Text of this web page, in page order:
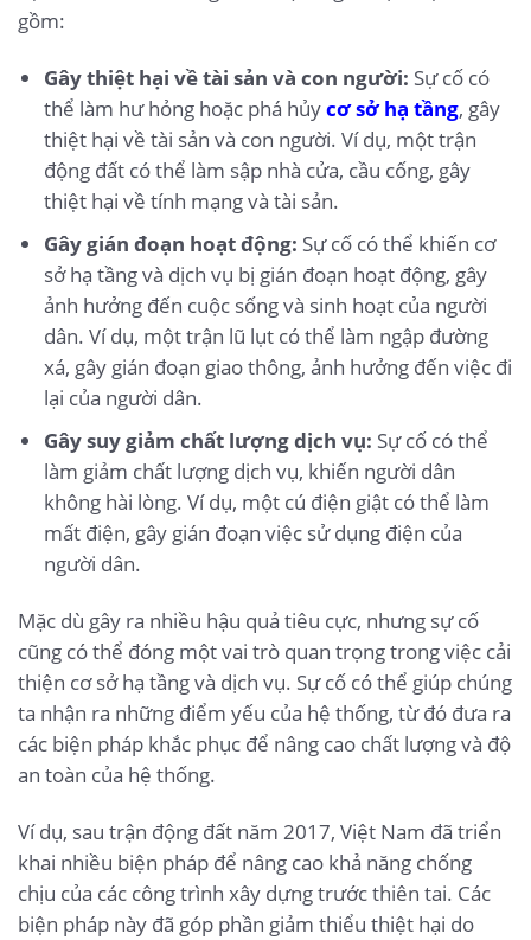
gồm:
Gây thiệt hại về tài sản và con người: Sự cố có
thể làm hư hỏng hoặc phá hủycơ sở hạ tầng, gây
thiệt hại về tài sản và con người. Ví dụ, một trận
động đất có thể làm sập nhà cửa, cầu cống, gây
thiệt hại về tính mạng và tài sản.
Gây gián đoạn hoạt động: Sự cố có thể khiến cơ
sở hạ tầng và dịch vụ bị gián đoạn hoạt động, gây
ảnh hưởng đến cuộc sống và sinh hoạt của người
dân. Ví dụ, một trận lũ lụt có thể làm ngập đường
xá, gây gián đoạn giao thông, ảnh hưởng đến việc đi
lại của người dân.
Gây suy giảm chất lượng dịch vụ: Sự cố có thể
làm giảm chất lượng dịch vụ, khiến người dân
không hài lòng. Ví dụ, một cú điện giật có thể làm
mất điện, gây gián đoạn việc sử dụng điện của
người dân.
Mặc dù gây ra nhiều hậu quả tiêu cực, nhưng sự cố
cũng có thể đóng một vai trò quan trọng trong việc cải
thiện cơ sở hạ tầng và dịch vụ. Sự cố có thể giúp chúng
ta nhận ra những điểm yếu của hệ thống, từ đó đưa ra
các biện pháp khắc phục để nâng cao chất lượng và độ
an toàn của hệ thống.
Ví dụ, sau trận động đất năm 2017, Việt Nam đã triển
khai nhiều biện pháp để nâng cao khả năng chống
chịu của các công trình xây dựng trước thiên tai. Các
biện pháp này đã góp phần giảm thiểu thiệt hại do